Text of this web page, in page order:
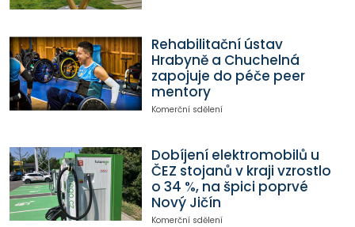
Rehabilitační ústav
Hrabyně a Chuchelná
zapojuje do péče peer
mentory
Komerční sdělení
Dobíjení elektromobilů u
ČEZ stojanů v kraji vzrostlo
o 34 %, na špici poprvé
Nový Jičín
Komerční sdělení